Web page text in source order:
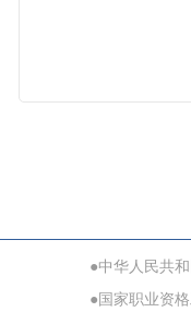
●中华人民共
●国家职业资